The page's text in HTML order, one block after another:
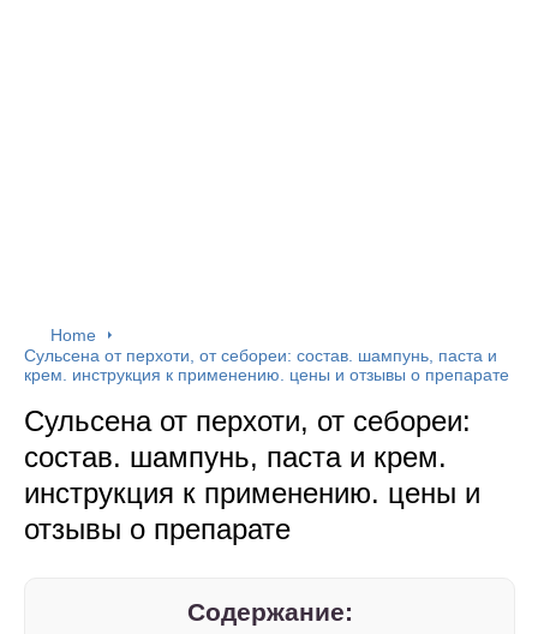
Home
Сульсена от перхоти, от себореи: состав. шампунь, паста и
крем. инструкция к применению. цены и отзывы о препарате
Сульсена от перхоти, от себореи:
состав. шампунь, паста и крем.
инструкция к применению. цены и
отзывы о препарате
Содержание: